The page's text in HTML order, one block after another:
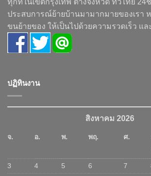
ทุกที่ในเขตกรุงเทพ ต่างจังหวัด ทั่วไทย 24
ประสบการณ์ย้ายบ้านมามากมายของเรา
ขนย้ายของ ให้เป็นไปด้วยความรวดเร็ว แ
ปฏิทินงาน
สิงหาคม 2026
จ. อ. พ. พฤ. ศ.
3
4 5 6 7